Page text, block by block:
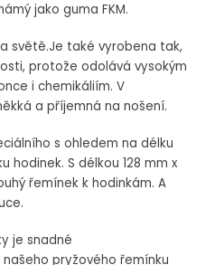
jako guma FKM.
světě.Je také vyrobena tak,
protože odolává vysokým
i chemikáliím. V
a příjemná na nošení.
s ohledem na délku
hodinek. S délkou 128 mm x
řemínek k hodinkám. A
je snadné
pryžového řemínku